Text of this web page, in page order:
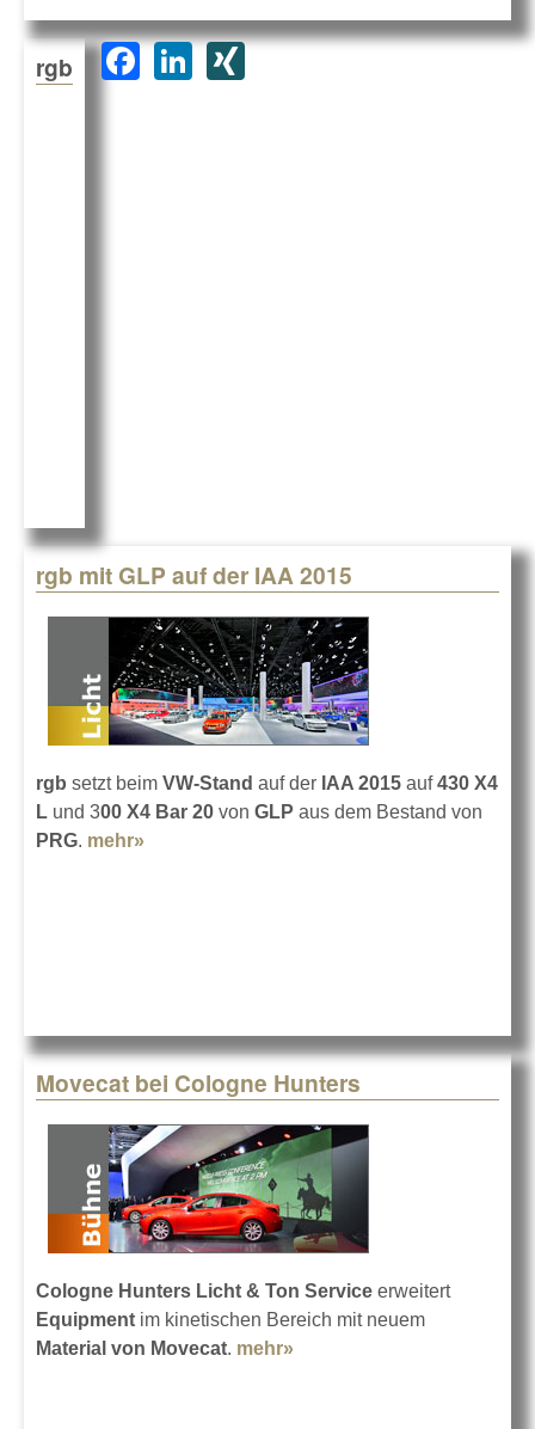
rgb
rgb mit GLP auf der IAA 2015
rgb setzt beim VW-Stand auf der IAA 2015 auf430 X4
L und 300 X4 Bar 20 von GLP aus dem Bestand von
PRG. mehr»
Movecat bei Cologne Hunters
Cologne Hunters Licht & Ton Service erweitert
Equipment im kinetischen Bereich mit neuem
Material von Movecat. mehr»
F
Li XI